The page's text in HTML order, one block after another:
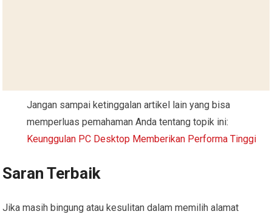
Jangan sampai ketinggalan artikel lain yang bisa
memperluas pemahaman Anda tentang topik ini:
Keunggulan PC Desktop Memberikan Performa Tinggi
Saran Terbaik
Jika masih bingung atau kesulitan dalam memilih alamat